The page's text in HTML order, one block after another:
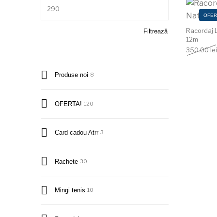
Filtrează
Produse noi 8
OFERTA! 120
Card cadou Atrr 3
Rachete 30
Mingi tenis 10
Racordaj
12m
350.00lei